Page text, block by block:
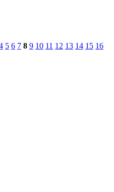
5 6 7 8 9 10 11 12 13 14 15 16